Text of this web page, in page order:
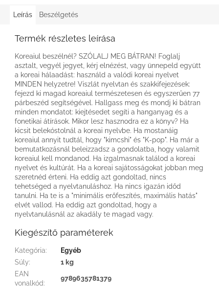
Leírás Beszélgetés
Termék részletes leírása
Koreaiul beszélnél? SZÓLALJ MEG BÁTRAN! Foglalj
asztalt, vegyél jegyet, kérj elnézést, vagy ünnepeld együtt
a koreai hálaadást: használd a valódi koreai nyelvet
MINDEN helyzetre! Viszlát nyelvtan és szakkifejezések:
fejezd ki magad koreaiul természetesen és egyszerűen 77
párbeszéd segítségével. Hallgass meg és mondj ki bátran
minden mondatot: kiejtésedet segíti a hanganyag és a
fonetikai átírások. Mikor lesz hasznodra ez a könyv? Ha
kicsit belekóstolnál a koreai nyelvbe. Ha mostanáig
koreaiul annyit tudtál, hogy "kimcshi" és "K-pop". Ha már a
bemutatkozásnál beleizzadsz a gondolatba, hogy valamit
koreaiul kell mondanod. Ha izgalmasnak találod a koreai
nyelvet és kultúrát. Ha a koreai sajátosságokat jobban meg
szeretnéd érteni. Ha eddig azt gondoltad, nincs
tehetséged a nyelvtanuláshoz. Ha nincs igazán időd
tanulni. Ha te is a "minimális erőfeszítés, maximális hatás"
elvét vallod. Ha eddig azt gondoltad, hogy a
nyelvtanulásnál az akadály te magad vagy.
Kiegészítő paraméterek
Kategória:
Egyéb
Súly:
1 kg
EAN
vonalkód:
9789635781379